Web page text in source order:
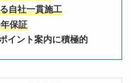
自社一貫施工
保証
イント案内に積極的